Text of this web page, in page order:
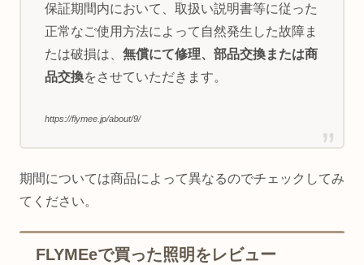
保証期間内において、取扱い説明書等に従った
正常なご使用方法によって自然発生した故障ま
たは破損は、 無償にて修理、部品交換または商
品交換をさせていただきます。
https://flymee.jp/about/9/
期間については商品によって異なるのでチェックしてみ
てください。
FLYMEeで買った照明をレビュー